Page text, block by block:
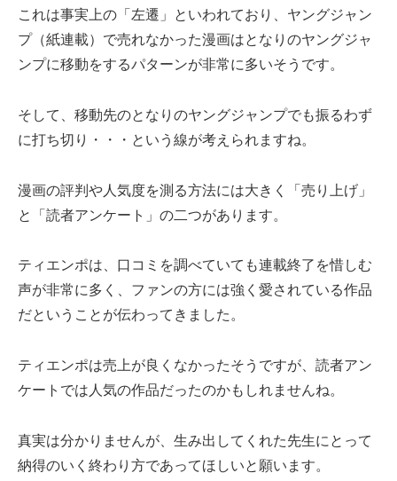
これは事実上の「左遷」といわれており、ヤングジャン
プ（紙連載）で売れなかった漫画はとなりのヤングジャ
ンプに移動をするパターンが非常に多いそうです。
そして、移動先のとなりのヤングジャンプでも振るわず
に打ち切り・・・という線が考えられますね。
漫画の評判や人気度を測る方法には大きく「売り上げ」
と「読者アンケート」の二つがあります。
ティエンポは、口コミを調べていても連載終了を惜しむ
声が非常に多く、ファンの方には強く愛されている作品
だということが伝わってきました。
ティエンポは売上が良くなかったそうですが、読者アン
ケートでは人気の作品だったのかもしれませんね。
真実は分かりませんが、生み出してくれた先生にとって
納得のいく終わり方であってほしいと願います。